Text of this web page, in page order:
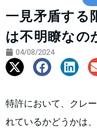
一見矛盾する
は不明瞭なの
04/08/2024
特許において、クレ
れているかどうかは